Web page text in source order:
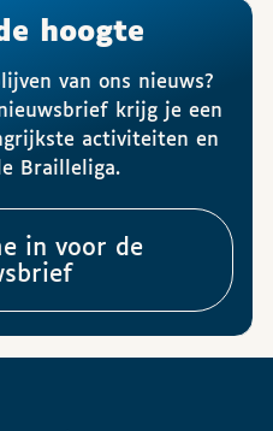
hoogte
van ons nieuws?
krijg je een
activiteiten en
Brailleliga.